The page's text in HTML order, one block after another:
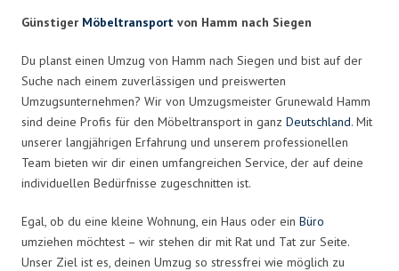
Günstiger Möbeltransport von Hamm nach Siegen
Du planst einen Umzug von Hamm nach Siegen und bist auf der
Suche nach einem zuverlässigen und preiswerten
Umzugsunternehmen? Wir von Umzugsmeister Grunewald Hamm
sind deine Profis für den Möbeltransport in ganz Deutschland. Mit
unserer langjährigen Erfahrung und unserem professionellen
Team bieten wir dir einen umfangreichen Service, der auf deine
individuellen Bedürfnisse zugeschnitten ist.
Egal, ob du eine kleine Wohnung, ein Haus oder ein Büro
umziehen möchtest – wir stehen dir mit Rat und Tat zur Seite.
Unser Ziel ist es, deinen Umzug so stressfrei wie möglich zu